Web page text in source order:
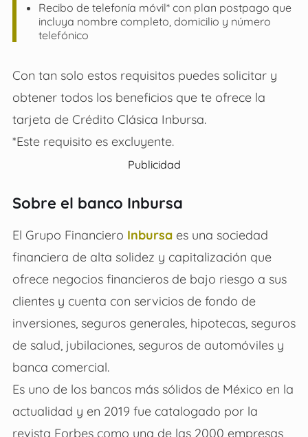
Recibo de telefonía móvil* con plan postpago que
incluya nombre completo, domicilio y número
telefónico
Con tan solo estos requisitos puedes solicitar y
obtener todos los beneficios que te ofrece la
tarjeta de Crédito Clásica Inbursa.
*Este requisito es excluyente.
Publicidad
Sobre el banco Inbursa
El Grupo Financiero Inbursa es una sociedad
financiera de alta solidez y capitalización que
ofrece negocios financieros de bajo riesgo a sus
clientes y cuenta con servicios de fondo de
inversiones, seguros generales, hipotecas, seguros
de salud, jubilaciones, seguros de automóviles y
banca comercial.
Es uno de los bancos más sólidos de México en la
actualidad y en 2019 fue catalogado por la
revista Forbes como una de las 2000 empresas